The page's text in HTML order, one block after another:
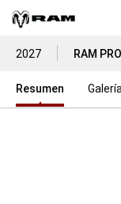
2027 RAM
Resumen Galería